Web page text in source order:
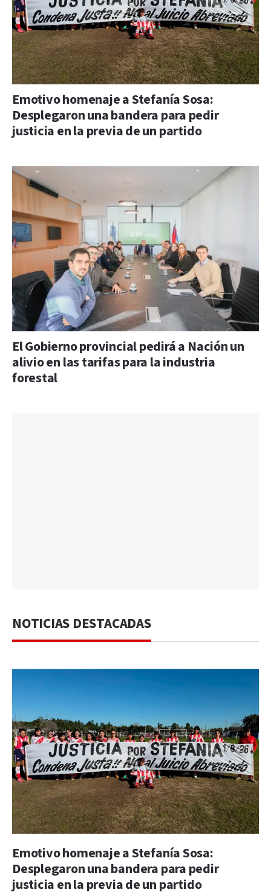
Emotivo homenaje a Stefanía Sosa:
Desplegaron una bandera para pedir
justicia en la previa de un partido
El Gobierno provincial pedirá a Nación un
alivio en las tarifas para la industria
forestal
NOTICIAS DESTACADAS
Emotivo homenaje a Stefanía Sosa:
Desplegaron una bandera para pedir
justicia en la previa de un partido